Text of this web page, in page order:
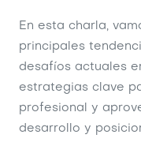
En esta charla,
principales
desafíos actuales
estrategias clave
profesional y
desarrollo y